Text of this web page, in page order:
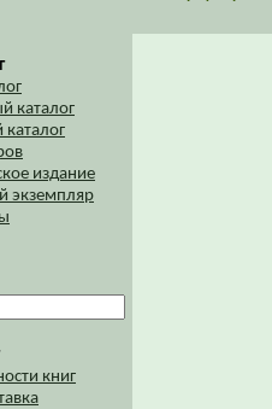
каталог
каталог
издание
экземпляр
книг